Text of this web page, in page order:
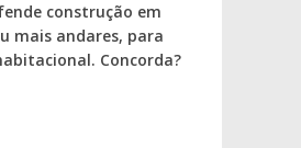
construção em
mais andares, para
Concorda?